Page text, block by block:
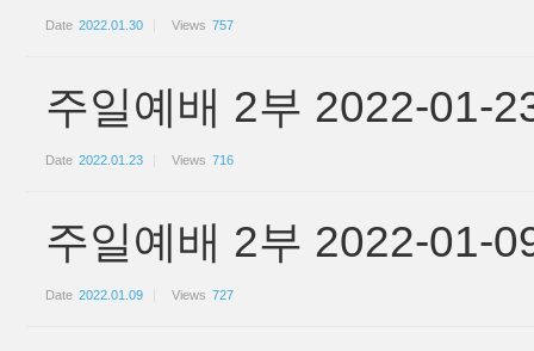
Date 2022.01.30 Views 757
주일예배 2부 2022-01-
Date 2022.01.23 Views 716
주일예배 2부 2022-01-
Date 2022.01.09 Views 727